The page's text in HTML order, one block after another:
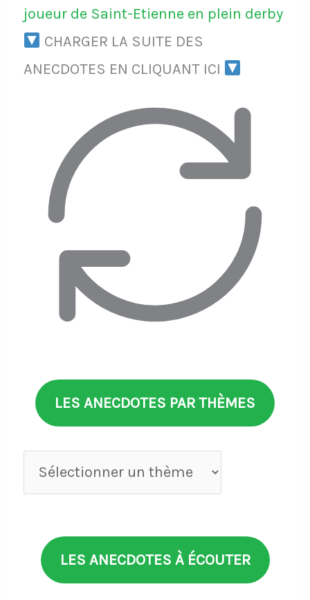
joueur de Saint-Etienne en plein derby
CHARGER LA SUITE DES
ANECDOTES EN CLIQUANT ICI
LES ANECDOTES PAR THÈMES
Anecdotes
par
LES ANECDOTES À ÉCOUTER